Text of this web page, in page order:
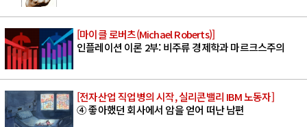
[마이클 로버츠(Michael Roberts)]
인플레이션 이론 2부: 비주류 경제학과 마르크스주의
[전자산업 직업병의 시작, 실리콘밸리 IBM 노동자]
④ 좋아했던 회사에서 암을 얻어 떠난 남편